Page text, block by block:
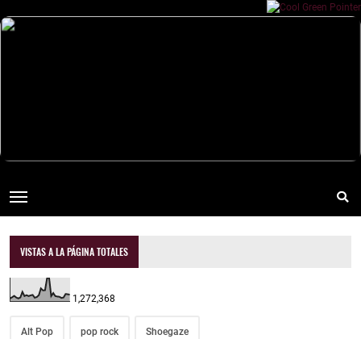
VISTAS A LA PÁGINA TOTALES
1,272,368
Alt Pop pop rock Shoegaze